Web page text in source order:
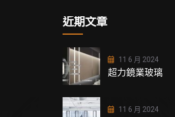
近期文章
11 6 月 2024
超力鏡業玻璃
11 6 月 2024